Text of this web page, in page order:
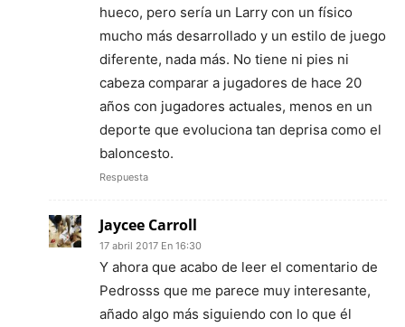
hueco, pero sería un Larry con un físico
mucho más desarrollado y un estilo de juego
diferente, nada más. No tiene ni pies ni
cabeza comparar a jugadores de hace 20
años con jugadores actuales, menos en un
deporte que evoluciona tan deprisa como el
baloncesto.
Respuesta
Jaycee Carroll
17 abril 2017 En 16:30
Y ahora que acabo de leer el comentario de
Pedrosss que me parece muy interesante,
añado algo más siguiendo con lo que él